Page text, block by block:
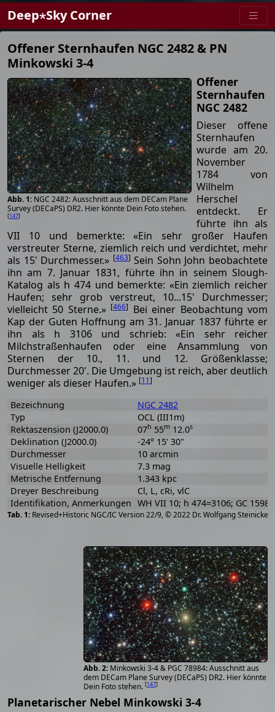
Deep⋆Sky Corner
Offener Sternhaufen NGC 2482 & PN
Minkowski 3-4
NGC 2482: Ausschnitt aus dem DECam Plane
Survey (DECaPS) DR2. Hier könnte Dein Foto stehen.
[147]
Offener
Sternhaufen
NGC 2482
Dieser offene
Sternhaufen
wurde am 20.
November
1784 von
Wilhelm
Herschel
entdeckt. Er
führte ihn als
VII 10 und bemerkte: «Ein sehr großer Haufen
verstreuter Sterne, ziemlich reich und verdichtet, mehr
als 15' Durchmesser.» [463] Sein Sohn John beobachtete
ihn am 7. Januar 1831, führte ihn in seinem Slough-
Katalog als h 474 und bemerkte: «Ein ziemlich reicher
Haufen; sehr grob verstreut, 10...15' Durchmesser;
vielleicht 50 Sterne.» [466] Bei einer Beobachtung vom
Kap der Guten Hoffnung am 31. Januar 1837 führte er
ihn als h 3106 und schrieb: «Ein sehr reicher
Milchstraßenhaufen oder eine Ansammlung von
Sternen der 10., 11. und 12. Größenklasse;
Durchmesser 20'. Die Umgebung ist reich, aber deutlich
weniger als dieser Haufen.» [11]
Revised+Historic NGC/IC Version 22/9, © 2022 Dr. Wolfgang Steinicke
Bezeichnung
NGC 2482
Typ
OCL (III1m)
Rektaszension (J2000.0)
07h 55m12.0s
Deklination (J2000.0)
-24° 15' 30"
Durchmesser
10 arcmin
Visuelle Helligkeit
7.3 mag
Metrische Entfernung
1.343 kpc
Dreyer Beschreibung
Cl, L, cRi, vlC
Identifikation, Anmerkungen WH VII 10; h 474=3106; GC 1598;
Minkowski 3-4 & PGC 78984: Ausschnitt aus
dem DECam Plane Survey (DECaPS) DR2. Hier könnte
Dein Foto stehen. [147]
Planetarischer Nebel Minkowski 3-4